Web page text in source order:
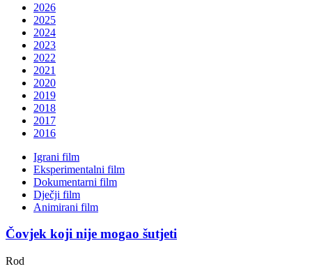
2026
2025
2024
2023
2022
2021
2020
2019
2018
2017
2016
Igrani film
Eksperimentalni film
Dokumentarni film
Dječji film
Animirani film
Čovjek koji nije mogao šutjeti
Rod